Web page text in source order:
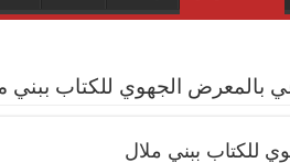
بالمعرض الجهوي للكتاب ببني
للكتاب ببني ملال